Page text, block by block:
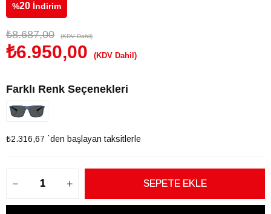
%20 İndirim
₺8.687,00 (KDV Dahil)
₺6.950,00 (KDV Dahil)
Farklı Renk Seçenekleri
₺2.316,67 `den başlayan taksitlerle